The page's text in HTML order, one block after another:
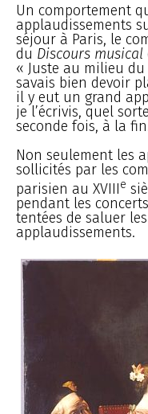
Un comportement
applaudissements
séjour à Paris, le
du Discours musical
« Juste au milieu
savais bien devoir
il y eut un grand
je l’écrivis, quel
seconde fois, à la
Non seulement les
sollicités par les
parisien au XVIIIe
pendant les
tentées de saluer
applaudissements.